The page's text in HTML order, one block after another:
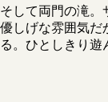
そして両門の滝。
優しげな雰囲気だ
る。ひとしきり遊